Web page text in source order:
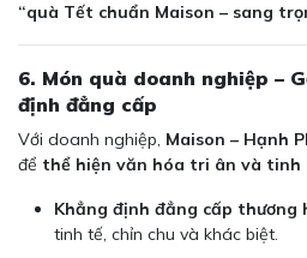
“quà Tết chuẩn Maison – sang
6. Món quà doanh nghiệp –
định đẳng cấp
Với doanh nghiệp, Maison – Hạnh
để thể hiện văn hóa tri ân và
Khẳng định đẳng cấp thương
tinh tế, chỉn chu và khác biệt.